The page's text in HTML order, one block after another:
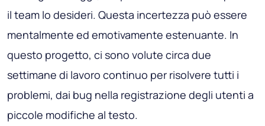
il team lo desideri. Questa incertezza può essere
mentalmente ed emotivamente estenuante. In
questo progetto, ci sono volute circa due
settimane di lavoro continuo per risolvere tutti i
problemi, dai bug nella registrazione degli utenti a
piccole modifiche al testo.